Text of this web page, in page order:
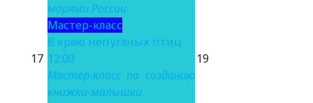
17
морями России
Мастер-класс
В краю непуганых птиц
12:00
Мастер-класс по созданию
книжки-малышки
19